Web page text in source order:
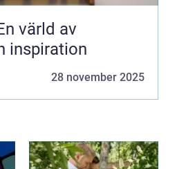
värld av
inspiration
28 november 2025